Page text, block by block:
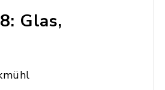
Glas,